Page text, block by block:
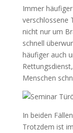
Immer
verschlossene
nicht nur um
schnell
häufiger auch
Menschen
In beiden
Trotzdem ist